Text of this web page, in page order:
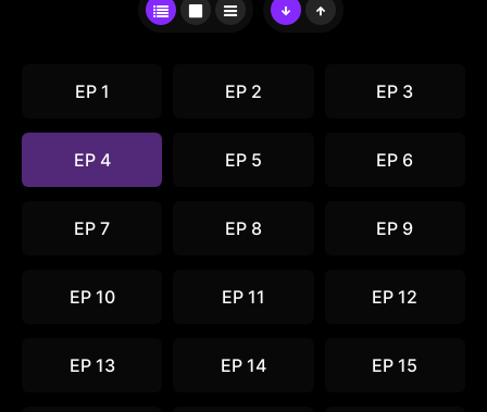
EP 1 EP 2 EP 3
EP 4 EP 5 EP 6
EP 7 EP 8 EP 9
EP 10 EP 11 EP 12
EP 13 EP 14 EP 15